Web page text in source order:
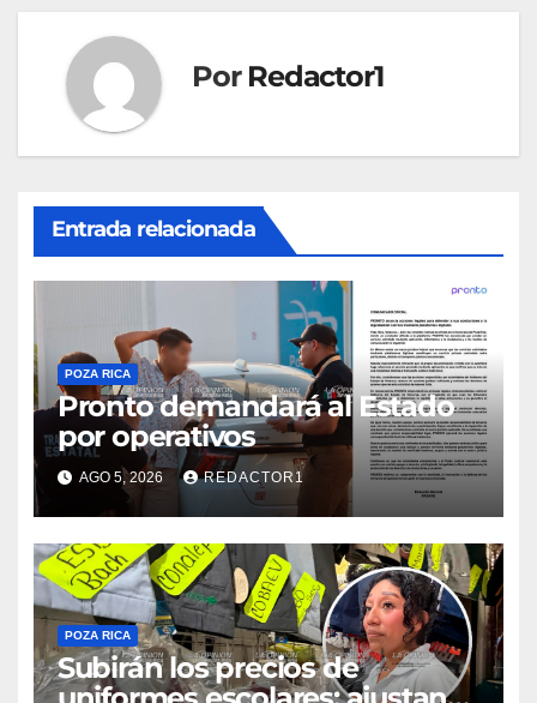
Por Redactor1
Entrada relacionada
POZA RICA
Pronto demandará al Estado
por operativos
AGO 5, 2026 REDACTOR1
POZA RICA
Subirán los precios de